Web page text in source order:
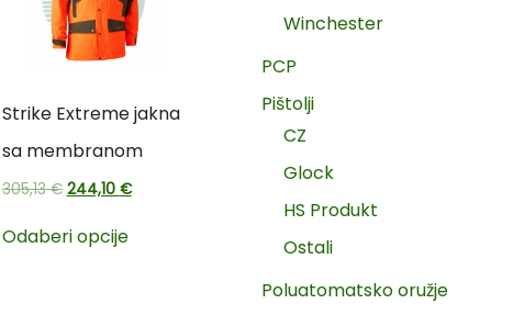
Strike Extreme jakna
sa membranom
305,13€ 244,10 €
Odaberi opcije
Winchester
PCP
Pištolji
CZ
Glock
HS Produkt
Ostali
Poluatomatsko oružje